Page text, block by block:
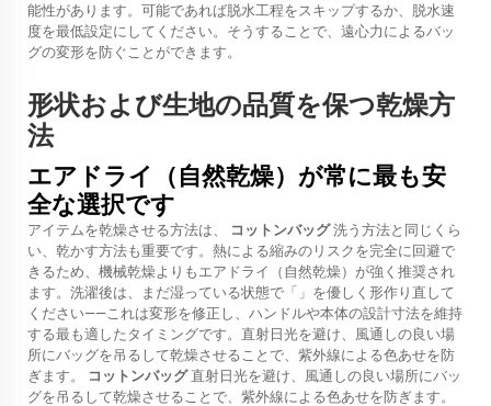
能性があります。可能であれば脱水工程をスキップするか、脱水速
度を最低設定にしてください。そうすることで、遠心力によるバッ
グの変形を防ぐことができます。
形状および生地の品質を保つ乾燥方
法
エアドライ（自然乾燥）が常に最も安
全な選択です
アイテムを乾燥させる方法は、 コットンバッグ洗う方法と同じくら
い、乾かす方法も重要です。熱による縮みのリスクを完全に回避で
きるため、機械乾燥よりもエアドライ（自然乾燥）が強く推奨され
ます。洗濯後は、まだ湿っている状態で「」を優しく形作り直して
ください——これは変形を修正し、ハンドルや本体の設計寸法を維持
する最も適したタイミングです。直射日光を避け、風通しの良い場
所にバッグを吊るして乾燥させることで、紫外線による色あせを防
ぎます。
コットンバッグ直射日光を避け、風通しの良い場所にバッ
グを吊るして乾燥させることで、紫外線による色あせを防ぎます。